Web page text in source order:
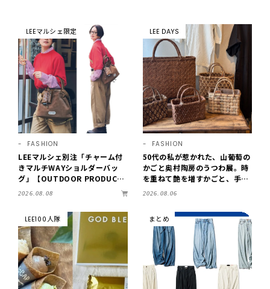
LEEマルシェ限定
FASHION
LEEマルシェ別注「チャーム付
きマルチWAYショルダーバッ
グ」【OUTDOOR PRODUCT
S ×LEE100人隊】第3弾はリッ
2026.08.08
LEE DAYS
FASHION
50代の私が惹かれた、山葡萄の
かごと奥村陶房のうつわ展。時
を重ねて艶を増すかごと、手仕
事の美しさに出会いました。
2026.08.06
LEE100人隊 まとめ